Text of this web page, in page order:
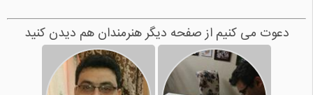
دعوت می کنیم از صفحه دیگر هنرمندان هم دیدن کنید